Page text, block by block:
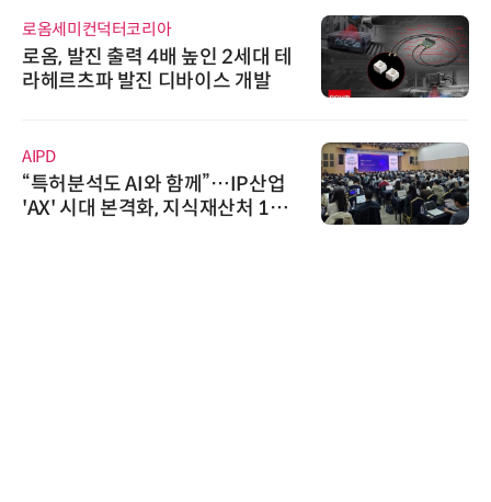
로옴세미컨덕터코리아
로옴, 발진 출력 4배 높인 2세대 테
라헤르츠파 발진 디바이스 개발
AIPD
“특허분석도 AI와 함께”…IP산업
'AX' 시대 본격화, 지식재산처 1호